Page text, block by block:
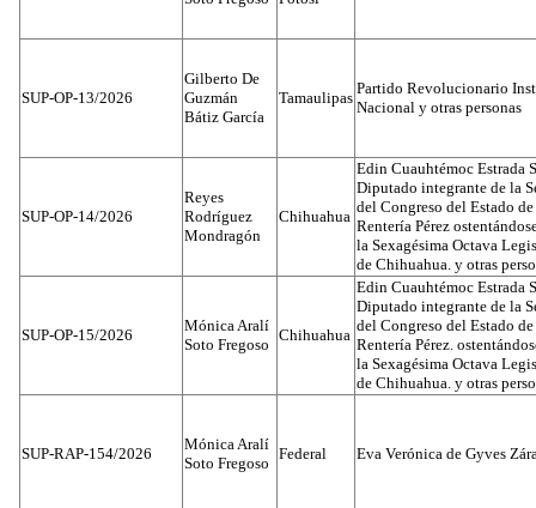
SUP-OP-13/2026
Gilberto De
Guzmán
Bátiz García
Tamaulipas
Partido Revolucionario
Nacional y otras personas
SUP-OP-14/2026
Reyes
Rodríguez
Mondragón
Chihuahua
Edin Cuauhtémoc Estrada
Diputado integrante de la
del Congreso del Estado
Rentería Pérez
la Sexagésima Octava
de Chihuahua. y otras
SUP-OP-15/2026
Mónica Aralí
Soto Fregoso
Chihuahua
Edin Cuauhtémoc Estrada
Diputado integrante de la
del Congreso del Estado
Rentería Pérez.
la Sexagésima Octava
de Chihuahua. y otras
SUP-RAP-154/2026
Mónica Aralí
Soto Fregoso
Federal Eva Verónica de Gyves